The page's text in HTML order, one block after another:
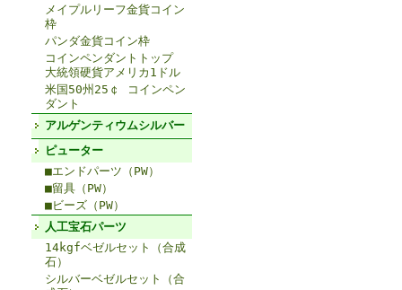
メイプルリーフ金貨コイン
枠
パンダ金貨コイン枠
コインペンダントトップ
大統領硬貨アメリカ1ドル
米国50州25￠ コインペン
ダント
アルゲンティウムシルバー
ピューター
■エンドパーツ（PW）
■留具（PW）
■ビーズ（PW）
人工宝石パーツ
14kgfベゼルセット（合成
石）
シルバーベゼルセット（合